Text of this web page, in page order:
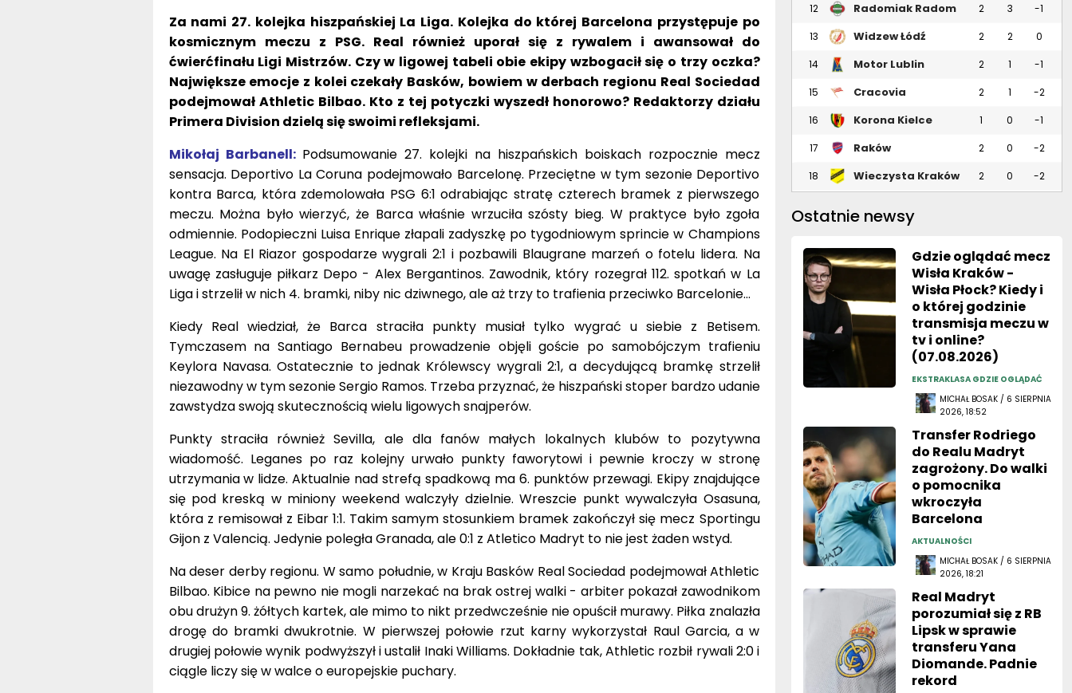
Za nami 27. kolejka hiszpańskiej La Liga. Kolejka do której Barcelona przystępuje po
kosmicznym meczu z PSG. Real również uporał się z rywalem i awansował do
ćwierćfinału Ligi Mistrzów. Czy w ligowej tabeli obie ekipy wzbogacił się o trzy oczka?
Największe emocje z kolei czekały Basków, bowiem w derbach regionu Real Sociedad
podejmował Athletic Bilbao. Kto z tej potyczki wyszedł honorowo? Redaktorzy działu
Primera Division dzielą się swoimi refleksjami.
Mikołaj Barbanell: Podsumowanie 27. kolejki na hiszpańskich boiskach rozpocznie mecz
sensacja. Deportivo La Coruna podejmowało Barcelonę. Przeciętne w tym sezonie Deportivo
kontra Barca, która zdemolowała PSG 6:1 odrabiając stratę czterech bramek z pierwszego
meczu. Można było wierzyć, że Barca właśnie wrzuciła szósty bieg. W praktyce było zgoła
odmiennie. Podopieczni Luisa Enrique złapali zadyszkę po tygodniowym sprincie w Champions
League. Na El Riazor gospodarze wygrali 2:1 i pozbawili Blaugrane marzeń o fotelu lidera. Na
uwagę zasługuje piłkarz Depo - Alex Bergantinos. Zawodnik, który rozegrał 112. spotkań w La
Liga i strzelił w nich 4. bramki, niby nic dziwnego, ale aż trzy to trafienia przeciwko Barcelonie...
Kiedy Real wiedział, że Barca straciła punkty musiał tylko wygrać u siebie z Betisem.
Tymczasem na Santiago Bernabeu prowadzenie objęli goście po samobójczym trafieniu
Keylora Navasa. Ostatecznie to jednak Królewscy wygrali 2:1, a decydującą bramkę strzelił
niezawodny w tym sezonie Sergio Ramos. Trzeba przyznać, że hiszpański stoper bardzo udanie
zawstydza swoją skutecznością wielu ligowych snajperów.
Punkty straciła również Sevilla, ale dla fanów małych lokalnych klubów to pozytywna
wiadomość. Leganes po raz kolejny urwało punkty faworytowi i pewnie kroczy w stronę
utrzymania w lidze. Aktualnie nad strefą spadkową ma 6. punktów przewagi. Ekipy znajdujące
się pod kreską w miniony weekend walczyły dzielnie. Wreszcie punkt wywalczyła Osasuna,
która z remisował z Eibar 1:1. Takim samym stosunkiem bramek zakończył się mecz Sportingu
Gijon z Valencią. Jedynie poległa Granada, ale 0:1 z Atletico Madryt to nie jest żaden wstyd.
Na deser derby regionu. W samo południe, w Kraju Basków Real Sociedad podejmował Athletic
Bilbao. Kibice na pewno nie mogli narzekać na brak ostrej walki - arbiter pokazał zawodnikom
obu drużyn 9. żółtych kartek, ale mimo to nikt przedwcześnie nie opuścił murawy. Piłka znalazła
drogę do bramki dwukrotnie. W pierwszej połowie rzut karny wykorzystał Raul Garcia, a w
drugiej połowie wynik podwyższył i ustalił Inaki Williams. Dokładnie tak, Athletic rozbił rywali 2:0 i
ciągle liczy się w walce o europejskie puchary.
12 Radomiak Radom 2 3 -1
13 Widzew Łódź 2 2 0
14 Motor Lublin 2 1 -1
15 Cracovia 2 1 -2
16 Korona Kielce 1 0 -1
17
Raków
2 0 -2
18 Wieczysta Kraków 2 0 -2
Ostatnie newsy
Gdzie oglądać mecz
Wisła Kraków -
Wisła Płock? Kiedy i
o której godzinie
transmisja meczu w
tv i online?
(07.08.2026)
EKSTRAKLASA GDZIE OGLĄDAĆ
MICHAŁ BOSAK / 6 SIERPNIA
2026, 18:52
Transfer Rodriego
do Realu Madryt
zagrożony. Do walki
o pomocnika
wkroczyła
Barcelona
AKTUALNOŚCI
MICHAŁ BOSAK / 6 SIERPNIA
2026, 18:21
Real Madryt
porozumiał się z RB
Lipsk w sprawie
transferu Yana
Diomande. Padnie
rekord